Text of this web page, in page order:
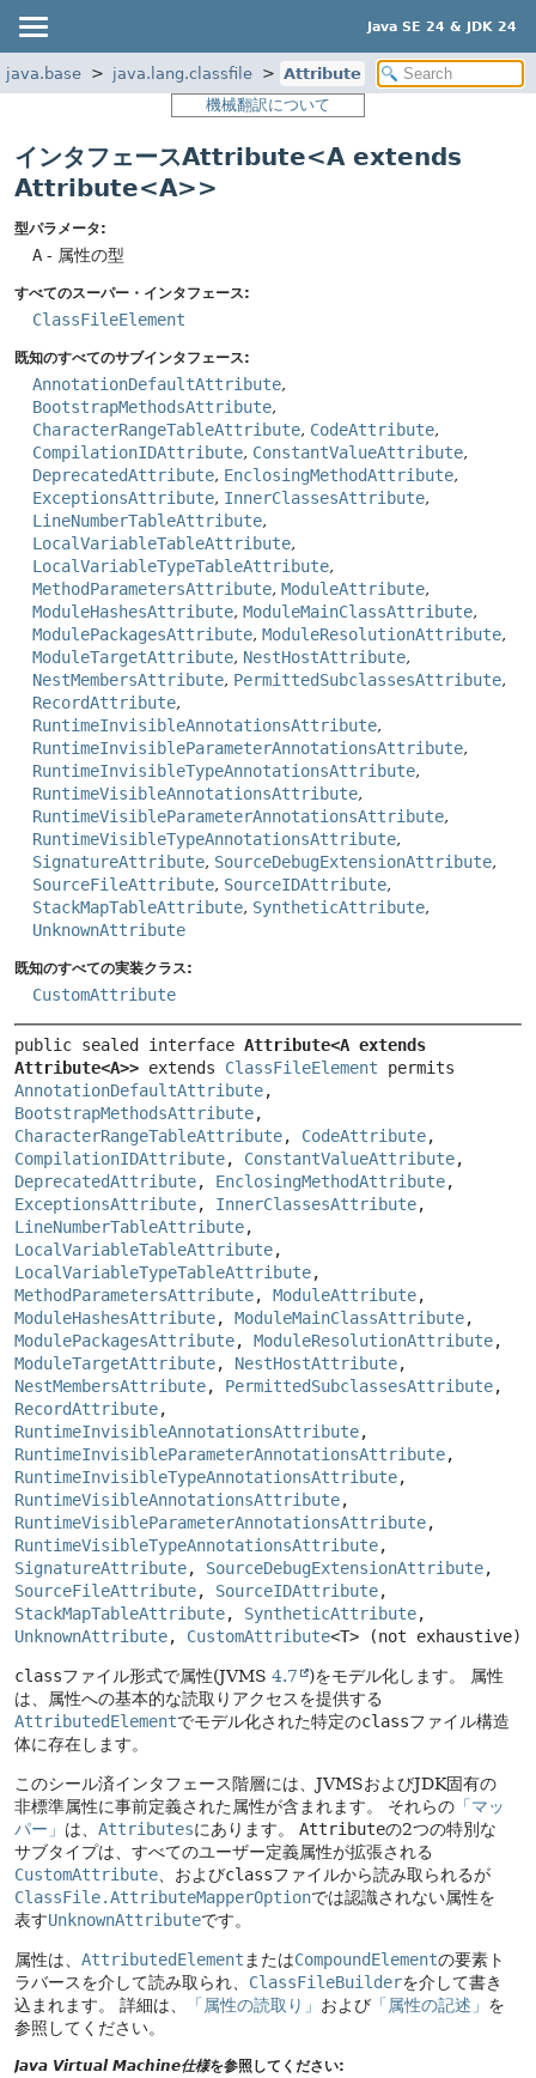
Java SE 24 & JDK 24
java.base java.lang.classfile
Attribute
機械翻訳について
インタフェースAttribute<A extends
Attribute<A>>
型パラメータ:
A - 属性の型
すべてのスーパー・インタフェース:
ClassFileElement
既知のすべてのサブインタフェース:
AnnotationDefaultAttribute,
BootstrapMethodsAttribute,
CharacterRangeTableAttribute, CodeAttribute,
CompilationIDAttribute, ConstantValueAttribute,
DeprecatedAttribute, EnclosingMethodAttribute,
ExceptionsAttribute, InnerClassesAttribute,
LineNumberTableAttribute,
LocalVariableTableAttribute,
LocalVariableTypeTableAttribute,
MethodParametersAttribute, ModuleAttribute,
ModuleHashesAttribute, ModuleMainClassAttribute,
ModulePackagesAttribute, ModuleResolutionAttribute,
ModuleTargetAttribute, NestHostAttribute,
NestMembersAttribute, PermittedSubclassesAttribute,
RecordAttribute,
RuntimeInvisibleAnnotationsAttribute,
RuntimeInvisibleParameterAnnotationsAttribute,
RuntimeInvisibleTypeAnnotationsAttribute,
RuntimeVisibleAnnotationsAttribute,
RuntimeVisibleParameterAnnotationsAttribute,
RuntimeVisibleTypeAnnotationsAttribute,
SignatureAttribute, SourceDebugExtensionAttribute,
SourceFileAttribute, SourceIDAttribute,
StackMapTableAttribute, SyntheticAttribute,
UnknownAttribute
既知のすべての実装クラス:
CustomAttribute
public sealed interface Attribute<A extends
Attribute<A>> extends ClassFileElement
AnnotationDefaultAttribute
BootstrapMethodsAttribute
CharacterRangeTableAttribute, CodeAttribute
CompilationIDAttribute, ConstantValueAttribute
DeprecatedAttribute, EnclosingMethodAttribute
ExceptionsAttribute, InnerClassesAttribute
LineNumberTableAttribute
LocalVariableTableAttribute
LocalVariableTypeTableAttribute
MethodParametersAttribute, ModuleAttribute
ModuleHashesAttribute, ModuleMainClassAttribute
ModulePackagesAttribute, ModuleResolutionAttribute
ModuleTargetAttribute, NestHostAttribute
NestMembersAttribute, PermittedSubclassesAttribute
RecordAttribute
RuntimeInvisibleAnnotationsAttribute
RuntimeInvisibleParameterAnnotationsAttribute
RuntimeInvisibleTypeAnnotationsAttribute
RuntimeVisibleAnnotationsAttribute
RuntimeVisibleParameterAnnotationsAttribute
RuntimeVisibleTypeAnnotationsAttribute
SignatureAttribute, SourceDebugExtensionAttribute
SourceFileAttribute, SourceIDAttribute
StackMapTableAttribute, SyntheticAttribute
UnknownAttribute, CustomAttribute<T> (not exhaustive)
classファイル形式で属性(JVMS 4.7 )をモデル化します。
属性
は、属性への基本的な読取りアクセスを提供する
AttributedElementでモデル化された特定のclassファイル構造
体に存在します。
このシール済インタフェース階層には、JVMSおよびJDK固有の
非標準属性に事前定義された属性が含まれます。
それらの 「マッ
パー」 は、 Attributesにあります。 Attributeの2つの特別な
サブタイプは、すべてのユーザー定義属性が拡張される
CustomAttribute 、およびclassファイルから読み取られるが
ClassFile.AttributeMapperOptionでは認識されない属性を
表すUnknownAttributeです。
属性は、 AttributedElement またはCompoundElementの要素ト
ラバースを介して読み取られ、 ClassFileBuilderを介して書き
込まれます。
詳細は、 「属性の読取り」 および 「属性の記述」 を
参照してください。
Java Virtual Machine仕様を参照してください: